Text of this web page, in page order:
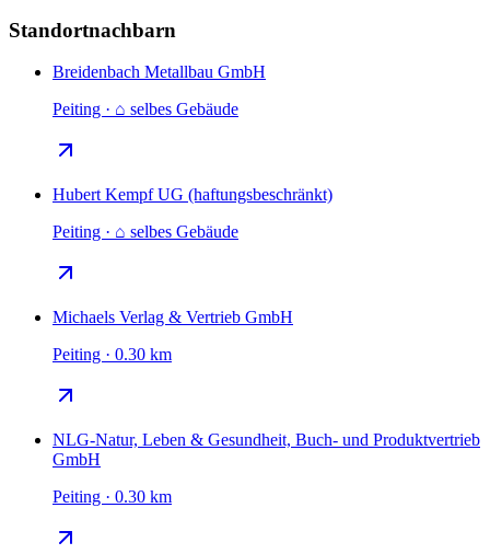
Standortnachbarn
Breidenbach Metallbau GmbH
Peiting · ⌂ selbes Gebäude
Hubert Kempf UG (haftungsbeschränkt)
Peiting · ⌂ selbes Gebäude
Michaels Verlag & Vertrieb GmbH
Peiting · 0.30 km
NLG-Natur, Leben & Gesundheit, Buch- und Produktvertrieb
GmbH
Peiting · 0.30 km